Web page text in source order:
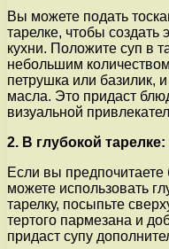
Вы можете подать
тарелке, чтобы
кухни. Положите суп в
небольшим
петрушка или базилик,
масла. Это придаст
визуальной
2. В глубокой тарелке:
Если вы
можете использовать
тарелку, посыпьте
тертого пармезана и
придаст супу